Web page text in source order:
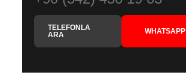
TELEFONLA
ARA
WHATSAPP